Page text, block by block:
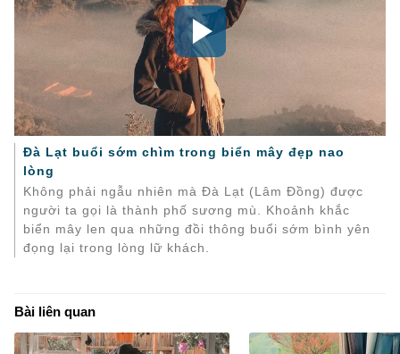
Đà Lạt buổi sớm chìm trong biển mây đẹp nao
lòng
Không phải ngẫu nhiên mà Đà Lạt (Lâm Đồng) được
người ta gọi là thành phố sương mù. Khoảnh khắc
biển mây len qua những đồi thông buổi sớm bình yên
đọng lại trong lòng lữ khách.
Bài liên quan